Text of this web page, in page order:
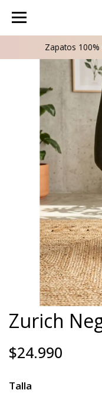
Zapatos
Zurich
$24.990
Talla